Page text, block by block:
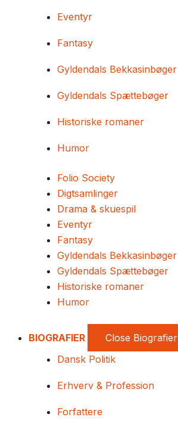
Eventyr
Fantasy
Gyldendals Bekkasinbøger
Gyldendals Spættebøger
Historiske romaner
Humor
Folio Society
Digtsamlinger
Drama & skuespil
Eventyr
Fantasy
Gyldendals Bekkasinbøger
Gyldendals Spættebøger
Historiske romaner
Humor
BIOGRAFIER Close Biografier
Dansk Politik
Erhverv & Profession
Forfattere